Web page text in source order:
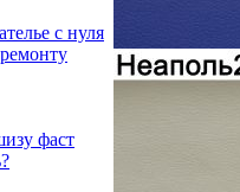
с нуля
фаст